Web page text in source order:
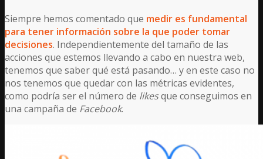
Siempre hemos comentado que medir es fundamental
para tener información sobre la que poder tomar
decisiones. Independientemente del tamaño de las
acciones que estemos llevando a cabo en nuestra web,
tenemos que saber qué está pasando… y en este caso no
nos tenemos que quedar con las métricas evidentes,
como podría ser el número de likesque conseguimos en
una campaña de Facebook.